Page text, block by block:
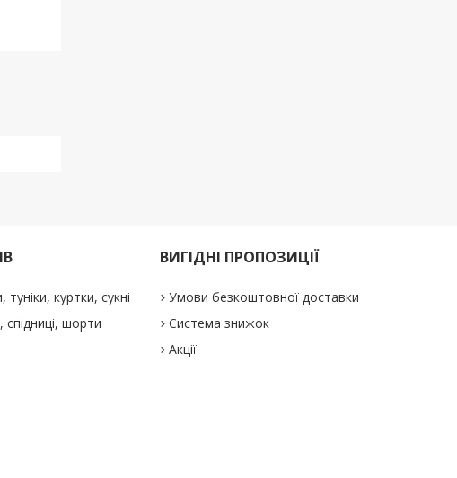
куртки, сукні
шорти
ВИГІДНІ ПРОПОЗИЦІЇ
Умови безкоштовної доставки
Система знижок
Акції